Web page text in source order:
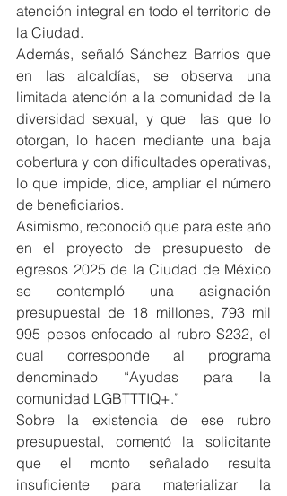
atención integral en todo el territorio de
la Ciudad.
Además, señaló Sánchez Barrios que
en las alcaldías, se observa una
limitada atención a la comunidad de la
diversidad sexual, y que  las que lo
otorgan, lo hacen mediante una baja
cobertura y con dificultades operativas,
lo que impide, dice, ampliar el número
de beneficiarios.
Asimismo, reconoció que para este año
en el proyecto de presupuesto de
egresos 2025 de la Ciudad de México
se contempló una asignación
presupuestal de 18 millones, 793 mil
995 pesos enfocado al rubro S232, el
cual corresponde al programa
denominado “Ayudas para la
comunidad LGBTTTIQ+.”
Sobre la existencia de ese rubro
presupuestal, comentó la solicitante
que el monto señalado resulta
insuficiente para materializar la